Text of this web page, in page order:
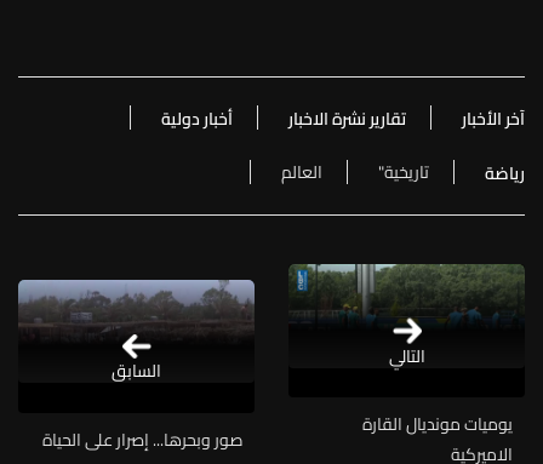
آخر الأخبار تقارير نشرة الاخبار
أخبار دولية
رياضة
تاريخية" العالم
التالي
يوميات مونديال القارة
الاميركية
صور وبحرها... إصرار على الحياة
السابق